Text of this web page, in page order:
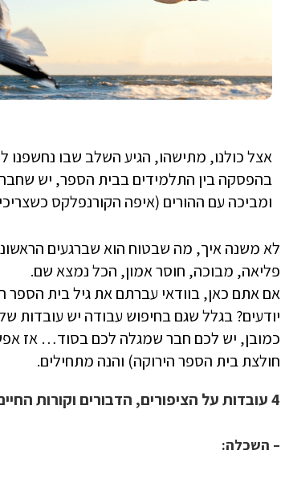
אצל כולנו, מתישהו, הגיע השלב שבו
בהפסקה בין התלמידים בבית הספר, יש
ומביכה עם ההורים (איפה הקורנפלקס
לא משנה איך, מה שבטוח הוא שברגעים
פליאה, מבוכה, חוסר אמון, הכל נמצא שם.
אם אתם כאן, בוודאי עברתם את גיל בית
יודעים? בגלל שגם בחיפוש עבודה יש
כמובן, יש לכם חבר שמגלה לכם בסוד… אז
חולצת בית הספר הירוקה) והנה מתחילים.
4 עובדות על הציפורים, הדבורים וקורות החיים:
– השכלה: